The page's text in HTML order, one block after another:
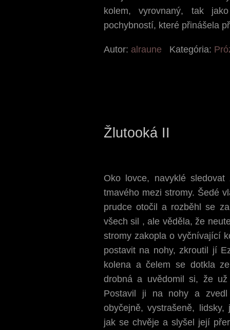
kolem, vyrovnaný, tak
pochybností, které přinášela
Autor: alraune Kategória:
Žlutooká II
Oko lovce, navyklé sledovat
tmavého mezi stromy. Šedé
prudce otočil a rozběhl se
všech sil , ale věděla, že
stromy zakopla o vyčnívající
postavit na nohy, zkroutil jí
kolena a čelem se dotkla
drobná a uvědomil si, že
Postavil ji na nohy a
obyčejně, vystrašeně,
jak se chvěje a slyšel její